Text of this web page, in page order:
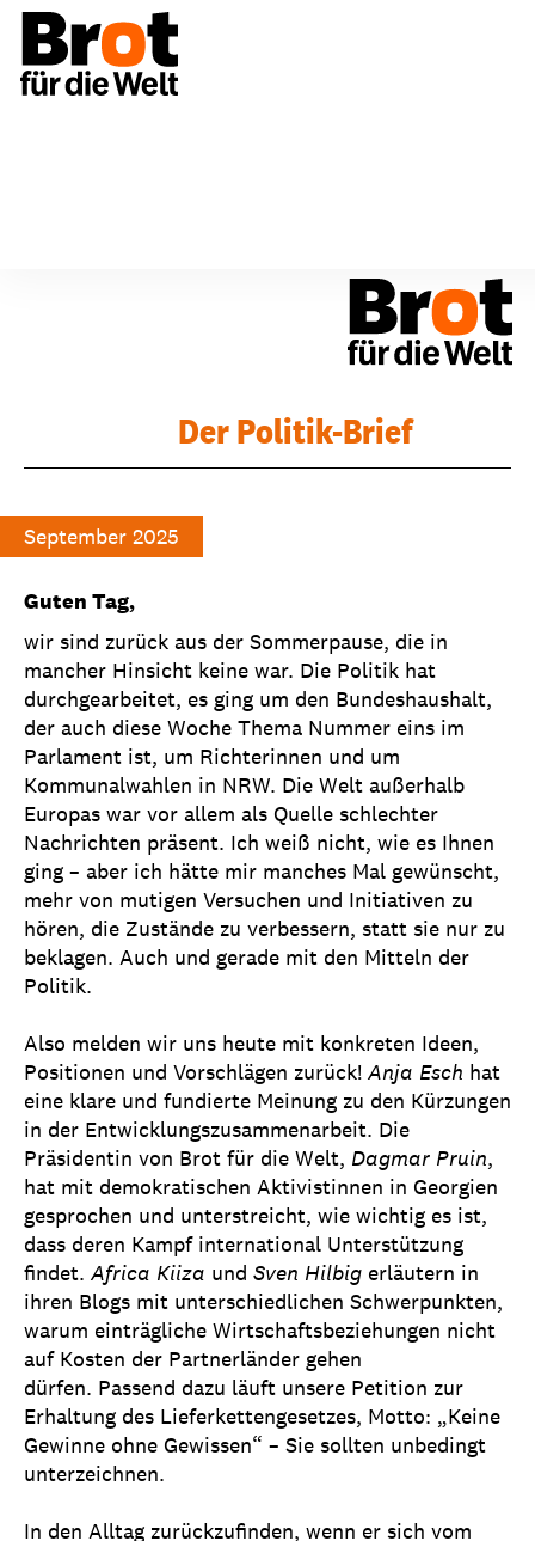
Der Politik-Brief
September 2025
Guten Tag,
wir sind zurück aus der Sommerpause, die in
mancher Hinsicht keine war. Die Politik hat
durchgearbeitet, es ging um den Bundeshaushalt,
der auch diese Woche Thema Nummer eins im
Parlament ist, um Richterinnen und um
Kommunalwahlen in NRW. Die Welt außerhalb
Europas war vor allem als Quelle schlechter
Nachrichten präsent. Ich weiß nicht, wie es Ihnen
ging – aber ich hätte mir manches Mal gewünscht,
mehr von mutigen Versuchen und Initiativen zu
hören, die Zustände zu verbessern, statt sie nur zu
beklagen. Auch und gerade mit den Mitteln der
Politik.
Also melden wir uns heute mit konkreten Ideen,
Positionen und Vorschlägen zurück! Anja Esch hat
eine klare und fundierte Meinung zu den Kürzungen
in der Entwicklungszusammenarbeit. Die
Präsidentin von Brot für die Welt, Dagmar Pruin,
hat mit demokratischen Aktivistinnen in Georgien
gesprochen und unterstreicht, wie wichtig es ist,
dass deren Kampf international Unterstützung
findet. Africa Kiiza und Sven Hilbig erläutern in
ihren Blogs mit unterschiedlichen Schwerpunkten,
warum einträgliche Wirtschaftsbeziehungen nicht
auf Kosten der Partnerländer gehen
dürfen. Passend dazu läuft unsere Petition zur
Erhaltung des Lieferkettengesetzes, Motto: „Keine
Gewinne ohne Gewissen“ – Sie sollten unbedingt
unterzeichnen.
In den Alltag zurückzufinden, wenn er sich vom